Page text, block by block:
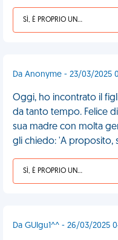
SÌ, È PROPRIO UNA VDM!
Da Anonyme - 23/03/2025
Oggi, ho incontrato il
da tanto tempo. Felice
sua madre con molta
gli chiedo: 'A proposito,
SÌ, È PROPRIO UNA VDM!
Da GUIgu1^^ - 26/03/2025